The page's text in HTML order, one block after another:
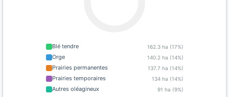
Blé tendre 162.3 ha (17%)
Orge 140.2 ha (14%)
Prairies permanentes 137.7 ha (14%)
Prairies temporaires 134 ha (14%)
Autres oléagineux 91 ha (9%)